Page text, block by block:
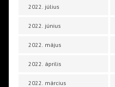
2022. július
2022. június
2022. május
2022. április
2022. március